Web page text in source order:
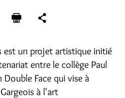
est un projet artistique initié
entre le collège Paul
Face qui vise à
à l'art